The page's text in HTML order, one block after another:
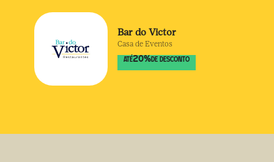
Bar do Victor
Casa de Eventos
ATÉ20% DE DESCONTO